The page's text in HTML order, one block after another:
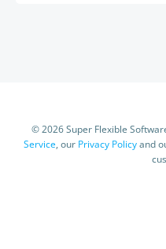
© 2026 Super Flexible
Service, our Privacy Policyand